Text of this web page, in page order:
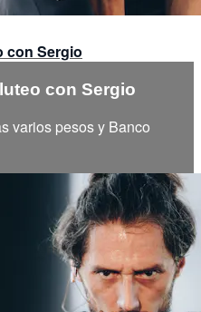
con Sergio
con Sergio
varios pesos y Banco